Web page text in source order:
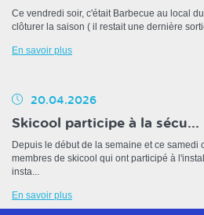
Ce vendredi soir, c'était Barbecue au local
clôturer la saison ( il restait une dernière
En savoir plus
20.04.2026
Skicool participe à la sécu...
Depuis le début de la semaine et ce samedi
membres de skicool qui ont participé à
insta...
En savoir plus